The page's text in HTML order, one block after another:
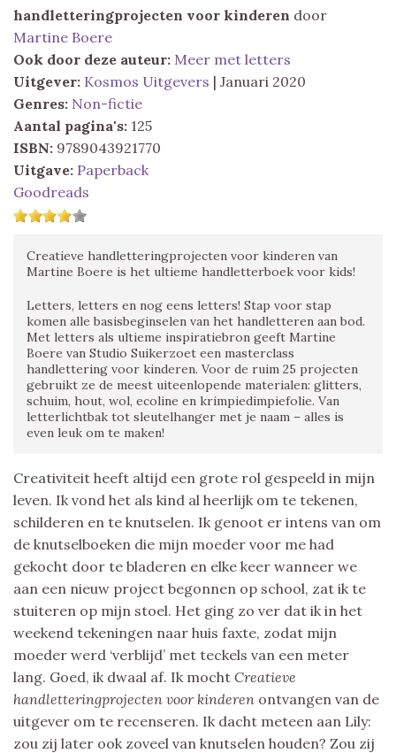
handletteringprojecten voor kinderen door
Martine Boere
Ook door deze auteur: Meer met letters
Uitgever: Kosmos Uitgevers | Januari 2020
Genres: Non-fictie
Aantal pagina's: 125
ISBN: 9789043921770
Uitgave: Paperback
Goodreads
Creatieve handletteringprojecten voor kinderen van
Martine Boere is het ultieme handletterboek voor kids!
Letters, letters en nog eens letters! Stap voor stap
komen alle basisbeginselen van het handletteren aan bod.
Met letters als ultieme inspiratiebron geeft Martine
Boere van Studio Suikerzoet een masterclass
handlettering voor kinderen. Voor de ruim 25 projecten
gebruikt ze de meest uiteenlopende materialen: glitters,
schuim, hout, wol, ecoline en krimpiedimpiefolie. Van
letterlichtbak tot sleutelhanger met je naam – alles is
even leuk om te maken!
Creativiteit heeft altijd een grote rol gespeeld in mijn
leven. Ik vond het als kind al heerlijk om te tekenen,
schilderen en te knutselen. Ik genoot er intens van om
de knutselboeken die mijn moeder voor me had
gekocht door te bladeren en elke keer wanneer we
aan een nieuw project begonnen op school, zat ik te
stuiteren op mijn stoel. Het ging zo ver dat ik in het
weekend tekeningen naar huis faxte, zodat mijn
moeder werd ‘verblijd’ met teckels van een meter
lang. Goed, ik dwaal af. Ik mocht Creatieve
handletteringprojecten voor kinderen ontvangen van de
uitgever om te recenseren. Ik dacht meteen aan Lily:
zou zij later ook zoveel van knutselen houden? Zou zij